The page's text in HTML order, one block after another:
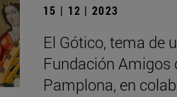
15 | 12 | 2023
El Gótico, tema de
Fundación Amigos
Pamplona, en